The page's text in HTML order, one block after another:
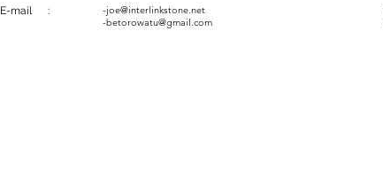
E-mail : -joe@interlinkstone.net
-betorowatu@gmail.com